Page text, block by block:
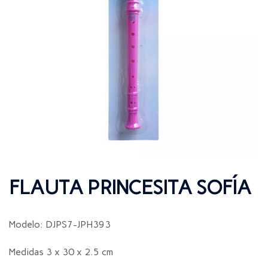
FLAUTA PRINCESITA SOFÍA
Modelo: DJPS7-JPH393
Medidas 3 x 30 x 2.5 cm